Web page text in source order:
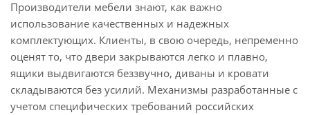
Производители мебели знают, как важно
использование качественных и надежных
комплектующих. Клиенты, в свою очередь, непременно
оценят то, что двери закрываются легко и плавно,
ящики выдвигаются беззвучно, диваны и кровати
складываются без усилий. Механизмы разработанные с
учетом специфических требований российских